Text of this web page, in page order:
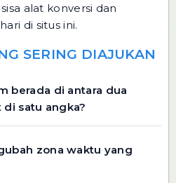
alat konversi dan
di situs ini.
SERING DIAJUKAN
berada di antara dua
satu angka?
zona waktu yang